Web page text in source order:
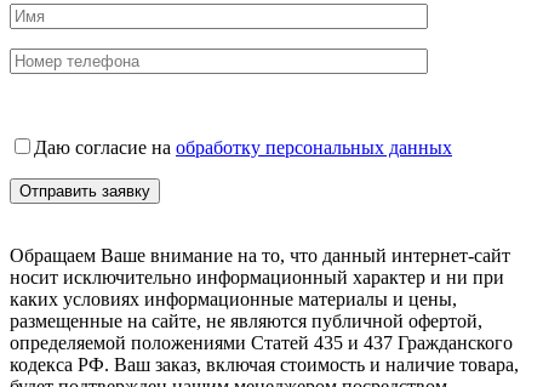
Даю согласие на обработку персональных данных
Обращаем Ваше внимание на то, что данный интернет-сайт
носит исключительно информационный характер и ни при
каких условиях информационные материалы и цены,
размещенные на сайте, не являются публичной офертой,
определяемой положениями Статей 435 и 437 Гражданского
кодекса РФ. Ваш заказ, включая стоимость и наличие товара,